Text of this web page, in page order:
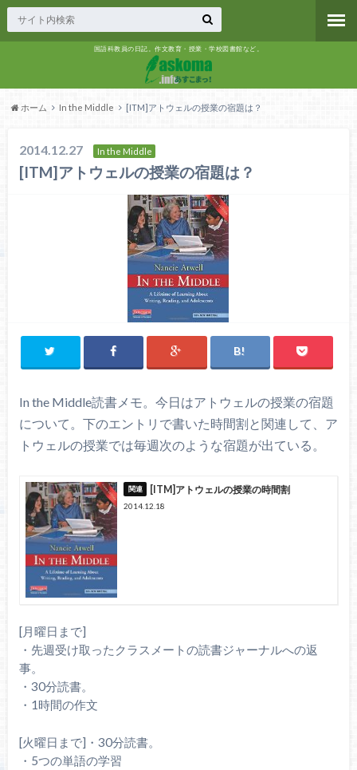
国語科教員の日記。作文教育・授業・学校図書館など。
ホーム In the Middle [ITM]アトウェルの授業の宿題は？
2014.12.27 In the Middle
[ITM]アトウェルの授業の宿題は？
In the Middle読書メモ。今日はアトウェルの授業の宿題
について。下のエントリで書いた時間割と関連して、ア
トウェルの授業では毎週次のような宿題が出ている。
[ITM]アトウェルの授業の時間割
2014.12.18
[月曜日まで]
・先週受け取ったクラスメートの読書ジャーナルへの返
事。
・30分読書。
・1時間の作文
[火曜日まで]・30分読書。
・5つの単語の学習